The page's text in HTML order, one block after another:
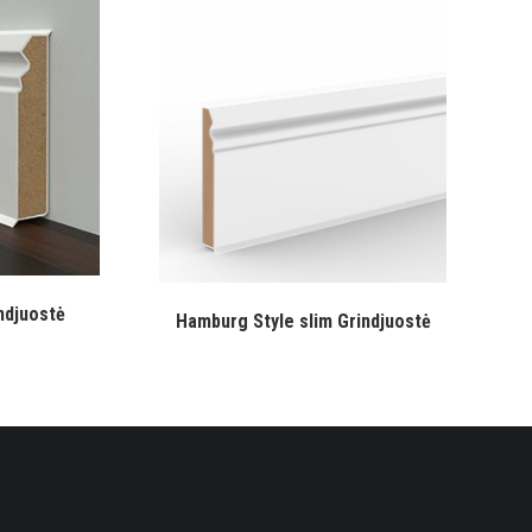
Hamburg Style slim Grindjuostė